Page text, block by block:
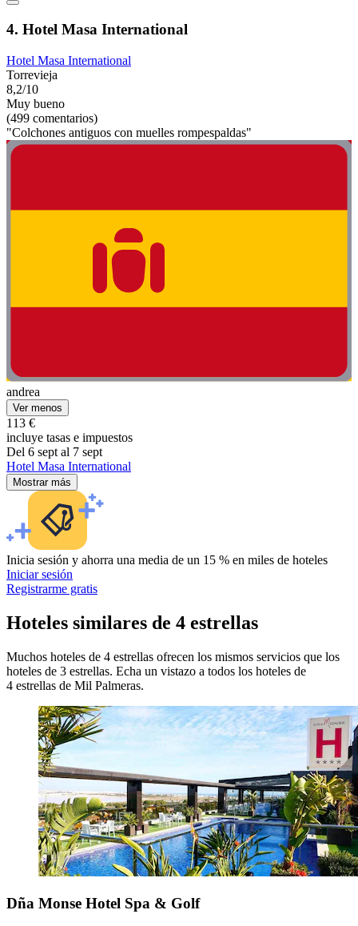
4. Hotel Masa International
Hotel Masa International
Torrevieja
8,2/10
Muy bueno
(499 comentarios)
"Colchones antiguos con muelles rompespaldas"
andrea
Ver menos
113 €
incluye tasas e impuestos
Del 6 sept al 7 sept
Hotel Masa International
Mostrar más
Inicia sesión y ahorra una media de un 15 % en miles de hoteles
Iniciar sesión
Registrarme gratis
Hoteles similares de 4 estrellas
Muchos hoteles de 4 estrellas ofrecen los mismos servicios que los
hoteles de 3 estrellas. Echa un vistazo a todos los hoteles de
4 estrellas de Mil Palmeras.
Dña Monse Hotel Spa & Golf